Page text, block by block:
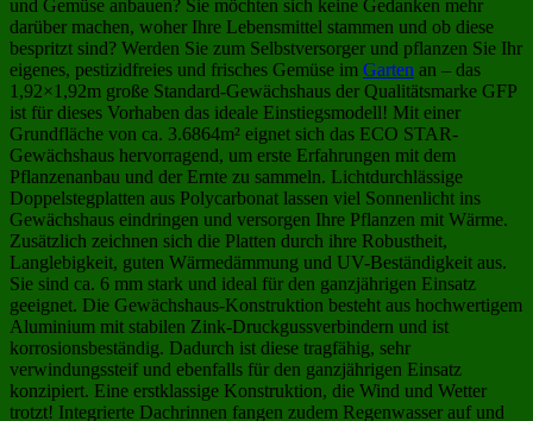
und Gemüse anbauen? Sie möchten sich keine Gedanken mehr
darüber machen, woher Ihre Lebensmittel stammen und ob diese
bespritzt sind? Werden Sie zum Selbstversorger und pflanzen Sie Ihr
eigenes, pestizidfreies und frisches Gemüse im Garten an – das
1,92×1,92m große Standard-Gewächshaus der Qualitätsmarke GFP
ist für dieses Vorhaben das ideale Einstiegsmodell! Mit einer
Grundfläche von ca. 3.6864m² eignet sich das ECO STAR-
Gewächshaus hervorragend, um erste Erfahrungen mit dem
Pflanzenanbau und der Ernte zu sammeln. Lichtdurchlässige
Doppelstegplatten aus Polycarbonat lassen viel Sonnenlicht ins
Gewächshaus eindringen und versorgen Ihre Pflanzen mit Wärme.
Zusätzlich zeichnen sich die Platten durch ihre Robustheit,
Langlebigkeit, guten Wärmedämmung und UV-Beständigkeit aus.
Sie sind ca. 6 mm stark und ideal für den ganzjährigen Einsatz
geeignet. Die Gewächshaus-Konstruktion besteht aus hochwertigem
Aluminium mit stabilen Zink-Druckgussverbindern und ist
korrosionsbeständig. Dadurch ist diese tragfähig, sehr
verwindungssteif und ebenfalls für den ganzjährigen Einsatz
konzipiert. Eine erstklassige Konstruktion, die Wind und Wetter
trotzt! Integrierte Dachrinnen fangen zudem Regenwasser auf und